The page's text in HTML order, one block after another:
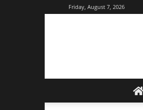
Friday, August 7, 2026